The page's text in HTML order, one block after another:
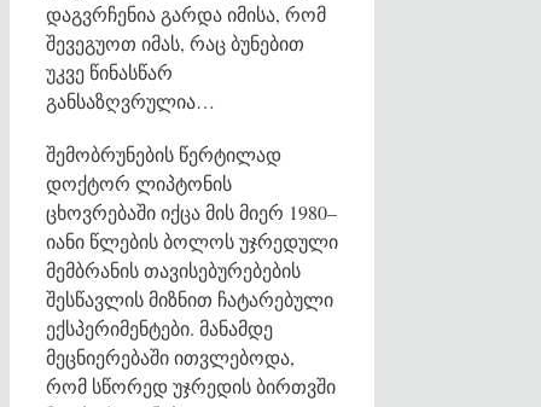
დაგვრჩენია გარდა იმისა, რომ
შევეგუოთ იმას, რაც ბუნებით
უკვე წინასწარ
განსაზღვრულია…
შემობრუნების წერტილად
დოქტორ ლიპტონის
ცხოვრებაში იქცა მის მიერ 1980–
იანი წლების ბოლოს უჯრედული
მემბრანის თავისებურებების
შესწავლის მიზნით ჩატარებული
ექსპერიმენტები. მანამდე
მეცნიერებაში ითვლებოდა,
რომ სწორედ უჯრედის ბირთვში